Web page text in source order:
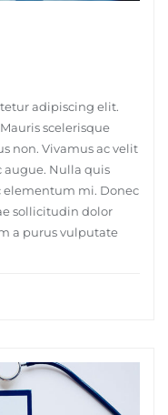
adipiscing elit.
scelerisque
non. Vivamus ac velit
augue. Nulla quis
mi. Donec
sollicitudin dolor
a purus vulputate